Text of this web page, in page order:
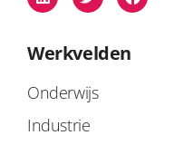
Werkvelden
Onderwijs
Industrie